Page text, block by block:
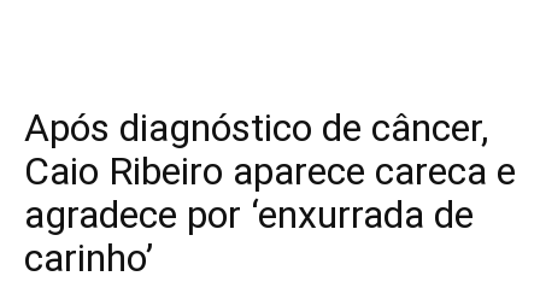
Após diagnóstico de câncer,
Caio Ribeiro aparece careca e
agradece por ‘enxurrada de
carinho’